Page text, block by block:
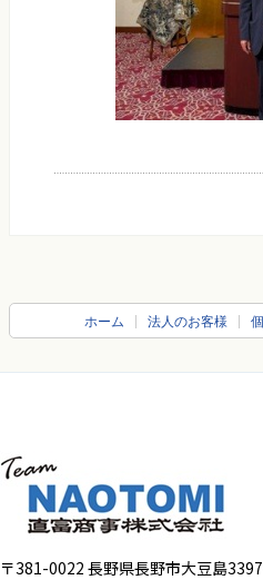
ホーム 法人のお客様
〒381-0022 長野県長野市大豆島